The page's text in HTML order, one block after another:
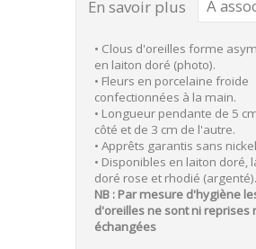
En savoir plus À
• Clous d'oreilles forme
en laiton doré (photo).
• Fleurs en porcelaine froide
confectionnées à la main.
• Longueur pendante de 5
côté et de 3 cm de l'autre.
• Apprêts garantis sans
• Disponibles en laiton doré,
doré rose et rhodié (argenté).
NB : Par mesure d'hygiène
d'oreilles ne sont ni reprises
échangées